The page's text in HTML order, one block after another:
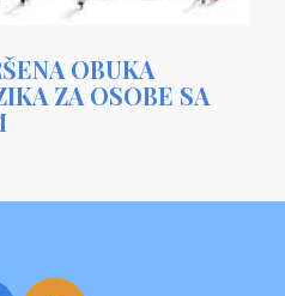
OBUKA
ZA OSOBE SA